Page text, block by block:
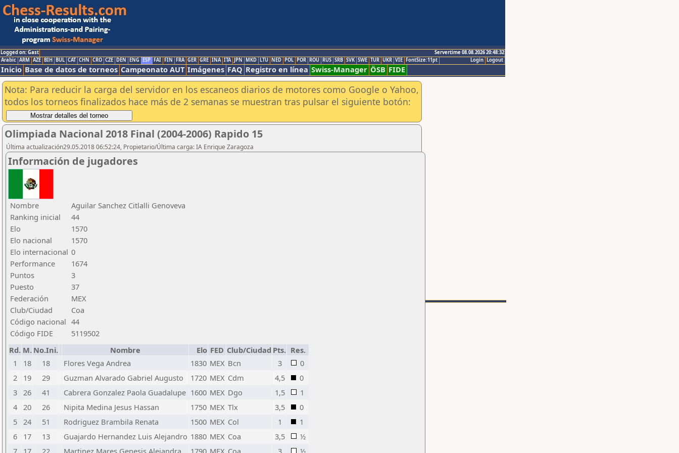
Logged on: Gast
Servertime 08.08.2026 20:48:32
Logout
Login
Arabic ARM AZE BIH BUL CAT CHN CRO CZE DEN ENG ESP FAI FIN FRA GER GRE INA ITA JPN MKD LTU NED POL POR ROU RUS SRB SVK SWE TUR UKR VIE FontSize:11pt
Inicio Base de datos de torneos Campeonato AUT Imágenes FAQ Registro en línea Swiss-Manager ÖSB FIDE
Nota: Para reducir la carga del servidor en los escaneos diarios de motores como Google o Yahoo,
todos los torneos finalizados hace más de 2 semanas se muestran tras pulsar el siguiente botón:
Olimpiada Nacional 2018 Final (2004-2006) Rapido 15
Última actualización29.05.2018 06:52:24, Propietario/Última carga: IA Enrique Zaragoza
Información de jugadores
Nombre
Aguilar Sanchez Citlalli Genoveva
Ranking inicial
44
Elo
1570
Elo nacional
1570
Elo internacional 0
Performance
1674
Puntos
3
Puesto
37
Federación
MEX
Club/Ciudad
Coa
Código nacional 44
Código FIDE
5119502
Rd. M. No.Ini. Nombre Elo FED Club/Ciudad Pts. Res.
1
18 18 Flores Vega Andrea 1830 MEX Bcn 3
0
2
19 29 Guzman Alvarado Gabriel Augusto 1720 MEX Cdm 4,5
0
3 26 41 Cabrera Gonzalez Paola Guadalupe 1600 MEX Dgo 1,5
1
4 20 26 Nipita Medina Jesus Hassan 1750 MEX Tlx 3,5
0
5 24 51 Rodriguez Brambila Renata 1500 MEX Col 1
1
6
17 13 Guajardo Hernandez Luis Alejandro 1880 MEX Coa 3,5
½
7
17 22 Martinez Mares Genesis Alejandra 1790 MEX Coa 3 ½